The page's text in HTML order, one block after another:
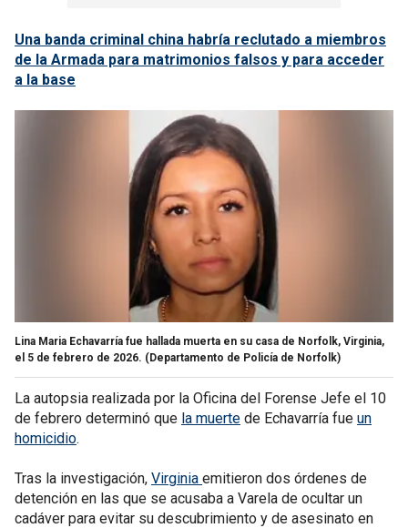
Una banda criminal china habría reclutado a miembros
de la Armada para matrimonios falsos y para acceder
a la base
Lina Maria Echavarría fue hallada muerta en su casa de Norfolk, Virginia,
el 5 de febrero de 2026. (Departamento de Policía de Norfolk)
La autopsia realizada por la Oficina del Forense Jefe el 10
de febrero determinó que la muerte de Echavarría fue un
homicidio.
Tras la investigación, Virginia emitieron dos órdenes de
detención en las que se acusaba a Varela de ocultar un
cadáver para evitar su descubrimiento y de asesinato en